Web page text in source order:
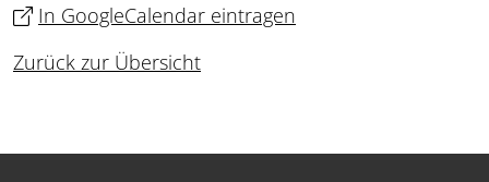
In GoogleCalendar eintragen
Zurück zur Übersicht